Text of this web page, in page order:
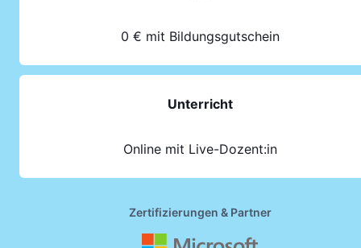
0 € mit Bildungsgutschein
Unterricht
Online mit Live-Dozent:in
Zertifizierungen & Partner